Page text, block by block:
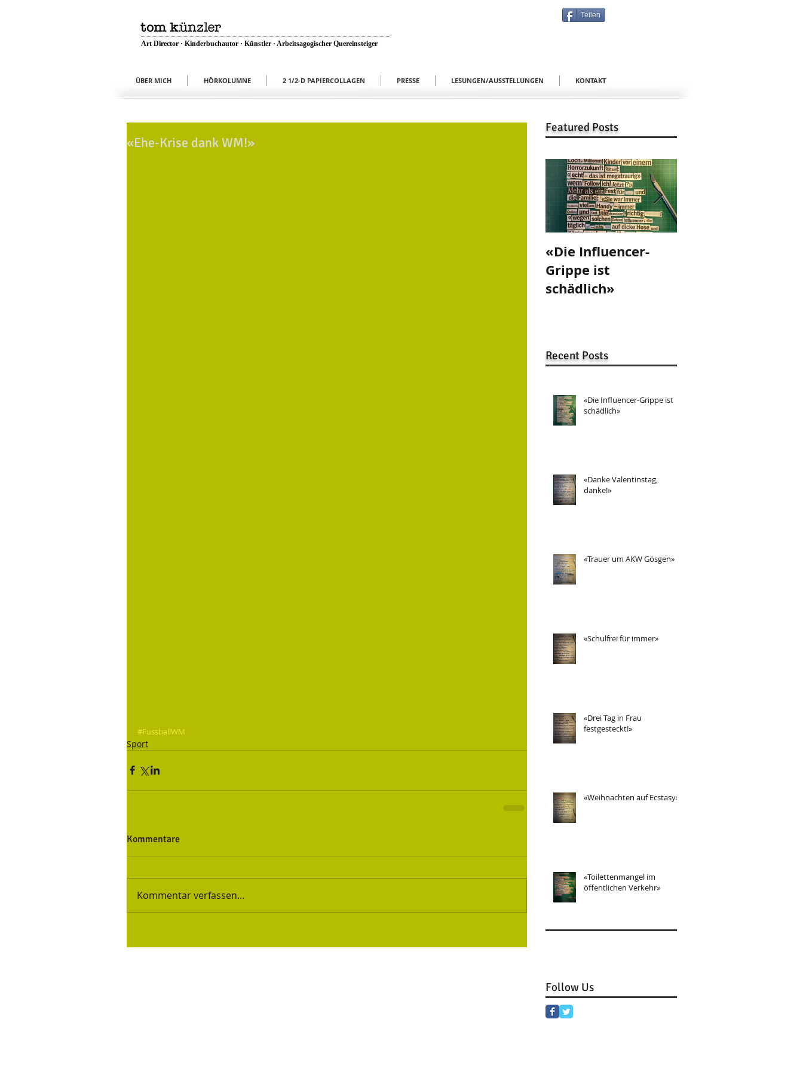
Teilen
Art Director · Kinderbuchautor · Künstler · Arbeitsagogischer Quereinsteiger
ÜBER MICH HÖRKOLUMNE 2 1/2-D PAPIERCOLLAGEN PRESSE LESUNGEN/AUSSTELLUNGEN KONTAKT
«Ehe-Krise dank WM!»
#FussballWM
Sport
Kommentare
Kommentar verfassen...
Featured Posts
«Die Influencer-
Grippe ist
schädlich»
Recent Posts
«Die Influencer-Grippe ist
schädlich»
«Danke Valentinstag,
danke!»
«Trauer um AKW Gösgen»
«Schulfrei für immer»
«Drei Tag in Frau
festgesteckt!»
«Weihnachten auf Ecstasy»
«Toilettenmangel im
öffentlichen Verkehr»
Follow Us